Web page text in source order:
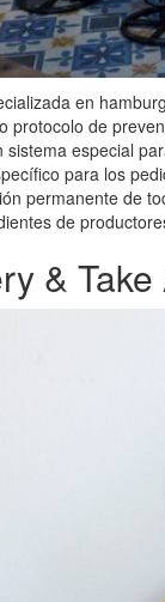
en
protocolo de
sistema especial
para los
permanente de
de
& Take